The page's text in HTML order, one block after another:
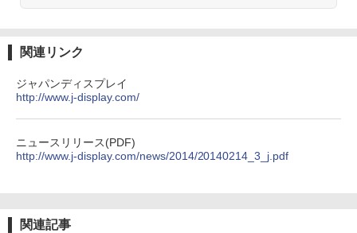
関連リンク
ジャパンディスプレイ
http://www.j-display.com/
ニュースリリース(PDF)
http://www.j-display.com/news/2014/20140214_3_j.pdf
関連記事